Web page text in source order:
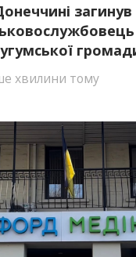
загинув
хвилини тому